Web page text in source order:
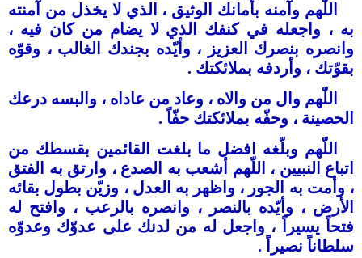
اللّهم وآمنه بأمانك الوثيق ، الذي ﻻ يخذل من آمنته
به ، واجعله في كنفك الذي ﻻ يضام من كان فيه ،
وانصره بنصرك العزيز ، وأيّده بجندك الغالب ، وقوّه
بقوّتك ، وأردفه بملائكتك .
اللّهم وال من والاه ، وعاد من عاداه ، والبسه درعك
الحصينة ، وحفّه بملائكتك حفّاً .
اللّهم وبلّغه افضل ما بلغت القائمين بقسطك من
اتباع النبيين ، اللّهم أشعب به الصدع ، وارتق به الفتق
، وأمت به الجور ، واظهر به العدل ، وزيّن بطول بقائه
الأرض ، وأيّده بالنصر ، وانصره بالرعب ، وافتح له
فتحاً يسيراً ، واجعل له من لدنك على عدوّك وعدوّه
سلطاناً نصيراً .